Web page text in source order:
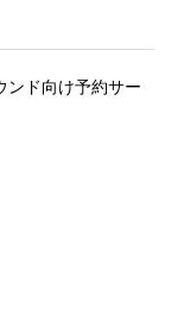
ンド向け予約サー